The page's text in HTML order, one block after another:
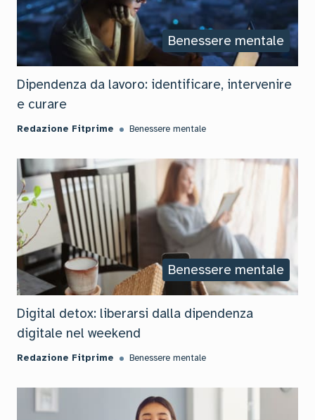
Benessere mentale
Dipendenza da lavoro: identificare, intervenire
e curare
Redazione Fitprime Benessere mentale
Benessere mentale
Digital detox: liberarsi dalla dipendenza
digitale nel weekend
Redazione Fitprime Benessere mentale